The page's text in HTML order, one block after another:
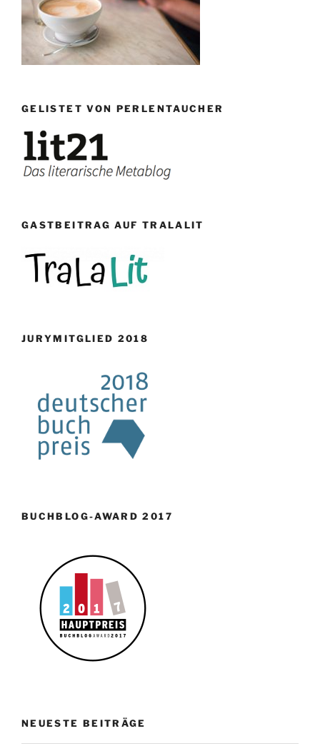
GELISTET VON PERLENTAUCHER
GASTBEITRAG AUF TRALALIT
JURYMITGLIED 2018
BUCHBLOG-AWARD 2017
NEUESTE BEITRÄGE